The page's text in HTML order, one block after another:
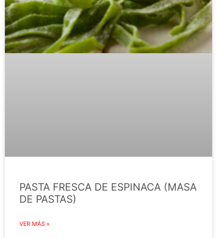
PASTA FRESCA DE ESPINACA (MASA
DE PASTAS)
VER MÁS »